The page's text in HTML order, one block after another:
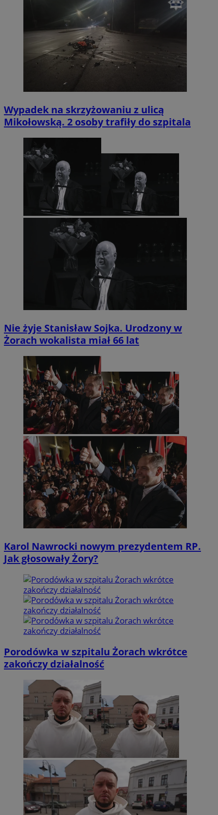
Wypadek na skrzyżowaniu z ulicą
Mikołowską. 2 osoby trafiły do szpitala
Nie żyje Stanisław Sojka. Urodzony w
Żorach wokalista miał 66 lat
Karol Nawrocki nowym prezydentem RP.
Jak głosowały Żory?
Porodówka w szpitalu Żorach wkrótce
zakończy działalność